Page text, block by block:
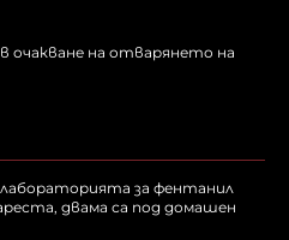
в очакване на отварянето на
за фентанил
двама са под домашен